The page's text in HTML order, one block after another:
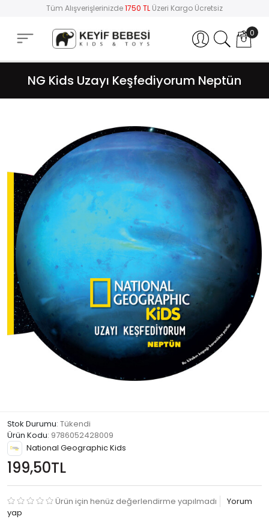
Tüm Alışverişlerinizde1750 TL Üzeri Kargo Ücretsiz
Hesabım 0
NG Kids Uzayı Keşfediyorum Neptün
Stok Durumu: Tükendi
Ürün Kodu: 9786052428009
National Geographic Kids
199,50TL
Ürün için henüz değerlendirme yapılmadı
Yorum
yap